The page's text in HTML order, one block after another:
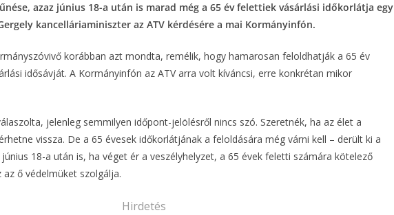
azaz június 18-a után is marad még a 65 év felettiek vásárlási időkorlátja egy
kancelláriaminiszter az ATV kérdésére a mai Kormányinfón.
korábban azt mondta, remélik, hogy hamarosan feloldhatják a 65 év
idősávját. A Kormányinfón az ATV arra volt kíváncsi, erre konkrétan mikor
jelenleg semmilyen időpont-jelölésről nincs szó. Szeretnék, ha az élet a
vissza. De a 65 évesek időkorlátjának a feloldására még várni kell – derült ki a
18-a után is, ha véget ér a veszélyhelyzet, a 65 évek feletti számára kötelező
az ő védelmüket szolgálja.
Hirdetés